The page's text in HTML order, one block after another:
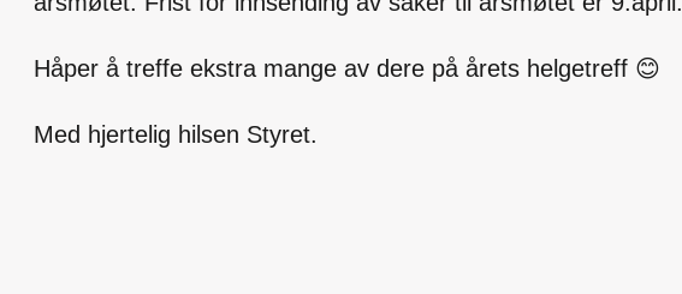
Håper å treffe ekstra mange av dere på årets helgetreff 😊
Med hjertelig hilsen Styret.